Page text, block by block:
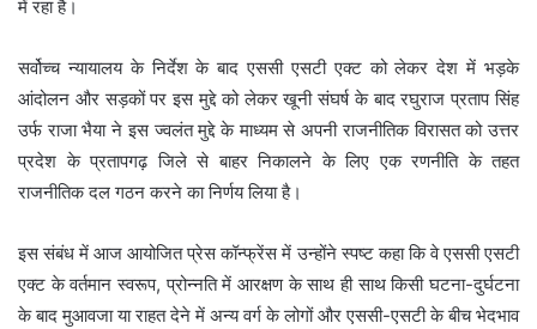
में रहा है।
सर्वोच्च न्यायालय के निर्देश के बाद एससी एसटी एक्ट को लेकर देश में भड़के
आंदोलन और सड़कों पर इस मुद्दे को लेकर खूनी संघर्ष के बाद रघुराज प्रताप सिंह
उर्फ राजा भैया ने इस ज्वलंत मुद्दे के माध्यम से अपनी राजनीतिक विरासत को उत्तर
प्रदेश के प्रतापगढ़ जिले से बाहर निकालने के लिए एक रणनीति के तहत
राजनीतिक दल गठन करने का निर्णय लिया है।
इस संबंध में आज आयोजित प्रेस कॉन्फ्रेंस में उन्होंने स्पष्ट कहा कि वे एससी एसटी
एक्ट के वर्तमान स्वरूप, प्रोन्नति में आरक्षण के साथ ही साथ किसी घटना-दुर्घटना
के बाद मुआवजा या राहत देने में अन्य वर्ग के लोगों और एससी-एसटी के बीच भेदभाव